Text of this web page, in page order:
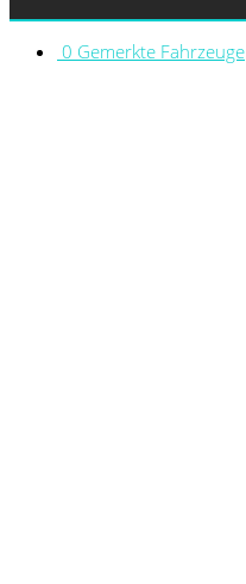
0 Gemerkte Fahrzeuge